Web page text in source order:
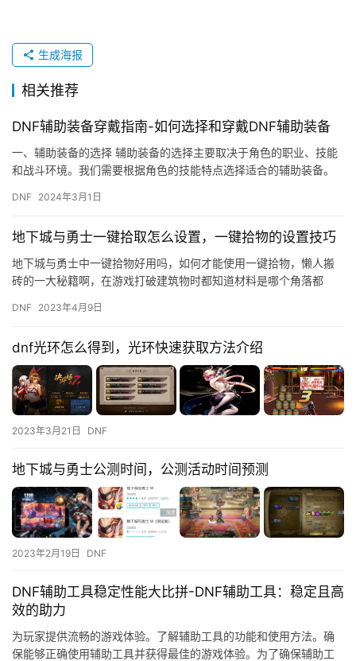
生成海报
相关推荐
DNF辅助装备穿戴指南-如何选择和穿戴DNF辅助装备
一、辅助装备的选择 辅助装备的选择主要取决于角色的职业、技能
和战斗环境。我们需要根据角色的技能特点选择适合的辅助装备。
DNF 2024年3月1日
地下城与勇士一键拾取怎么设置，一键拾物的设置技巧
地下城与勇士中一键拾物好用吗，如何才能使用一键拾物，懒人搬
砖的一大秘籍啊，在游戏打破建筑物时都知道材料是哪个角落都
拾取，下…
DNF 2023年4月9日
dnf光环怎么得到，光环快速获取方法介绍
2023年3月21日 DNF
地下城与勇士公测时间，公测活动时间预测
2023年2月19日 DNF
DNF辅助工具稳定性能大比拼-DNF辅助工具：稳定且高
效的助力
为玩家提供流畅的游戏体验。了解辅助工具的功能和使用方法。确
保能够正确使用辅助工具并获得最佳的游戏体验。为了确保辅助工